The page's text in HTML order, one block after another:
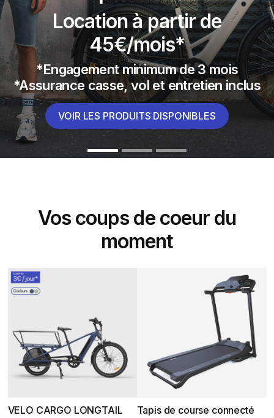
Tapis de course
connecté run 500
A PARTIR DE 34,99€/MOIS
Vos coups de coeur du
moment
VELO CARGO LONGTAIL
Tapis de course connecté